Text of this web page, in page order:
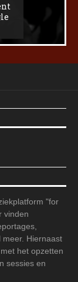
"for
vinden
Hiernaast
het opzetten
sessies en